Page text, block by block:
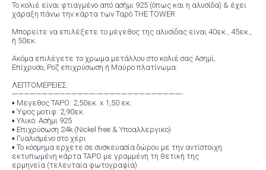
Το κολιέ είναι φτιαγμένο από ασήμι 925 (όπως και η αλυσίδα) & έχει
χάραξη πάνω την κάρτα των Ταρό THE TOWER
Μπορείτε να επιλέξετε το μέγεθος της αλυσίδας είναι 40εκ., 45εκ.,
ή 50εκ.
Ακόμα επιλέγετε το χρωμα μετάλλου στο κολιέ σας Ασημί,
Επίχρυσο, Ροζ επιχρύσωση ή Μαύρο πλατίνωμα.
ΛΕΠΤΟΜΕΡΕΙΕΣ:
——————————————-——————————————-
▪️ Μεγεθος ΤΑΡΟ: 2,50εκ. x 1,50 εκ.
▪️ Ύψος μοτιφ: 2,90εκ.
▪️ Υλικό: Ασήμι 925
▪️ Επιχρύσωση 24k (Nickel free & Υποαλλεργικο)
▪️ Γυαλισμένο στο χέρι
▪️ Το κόσμημα ερχετε σε συσκευασία δώρου με την αντίστοιχη
εκτυπωμένη κάρτα ΤΑΡΟ με γραμμένη τη θετική της
ερμηνεία (τελευταία φωτογραφία)